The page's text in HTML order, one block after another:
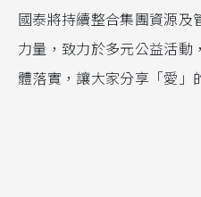
國泰將持續整合集團資源及
力量，致力於多元公益活動
體落實，讓大家分享「愛」